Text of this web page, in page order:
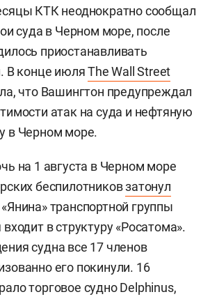
КТК неоднократно сообщал
суда в Черном море, после
приостанавливать
В конце июляThe Wall Street
что Вашингтон предупреждал
атак на суда и нефтяную
в Черном море.
на 1 августа в Черном море
беспилотниковзатонул
транспортной группы
входит в структуру «Росатома».
судна все 17 членов
его покинули. 16
торговое судно Delphinus,